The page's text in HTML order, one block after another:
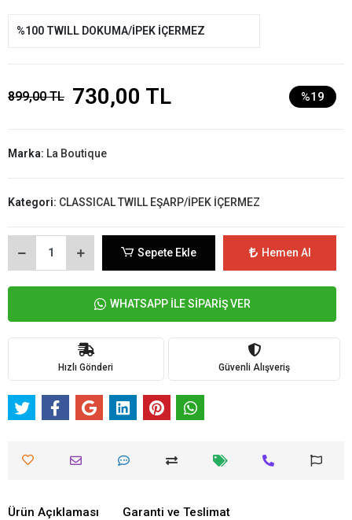
%100 TWILL DOKUMA/İPEK İÇERMEZ
899,00 TL 730,00 TL %19
Marka: La Boutique
Kategori: CLASSICAL TWILL EŞARP/İPEK İÇERMEZ
Sepete Ekle Hemen Al
WHATSAPP İLE SİPARİŞ VER
Hızlı Gönderi Güvenli Alışveriş
Ürün Açıklaması Garanti ve Teslimat